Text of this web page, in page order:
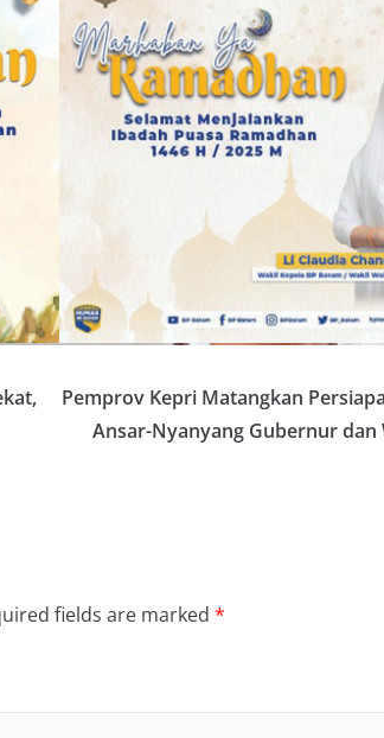
Pemprov Kepri Matangkan
Ansar-Nyanyang Gubernur dan
fields are marked *